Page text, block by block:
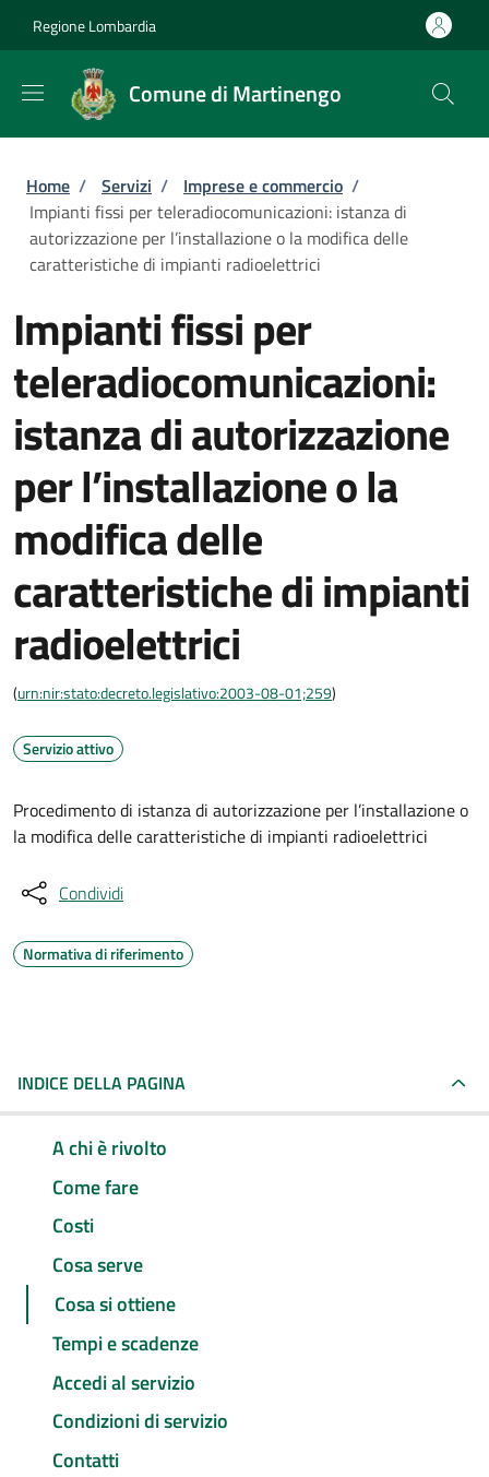
Regione Lombardia
Comune di Martinengo
Briciole di pane
Home / Servizi / Imprese e commercio /
Impianti fissi per teleradiocomunicazioni: istanza di
autorizzazione per l’installazione o la modifica delle
caratteristiche di impianti radioelettrici
Impianti fissi per
teleradiocomunicazioni:
istanza di autorizzazione
per l’installazione o la
modifica delle
caratteristiche di impianti
radioelettrici
(urn:nir:stato:decreto.legislativo:2003-08-01;259)
Servizio attivo
Procedimento di istanza di autorizzazione per l’installazione o
la modifica delle caratteristiche di impianti radioelettrici
Condividi
Normativa di riferimento
INDICE DELLA PAGINA
A chi è rivolto
Come fare
Costi
Cosa serve
Cosa si ottiene
Tempi e scadenze
Accedi al servizio
Condizioni di servizio
Contatti